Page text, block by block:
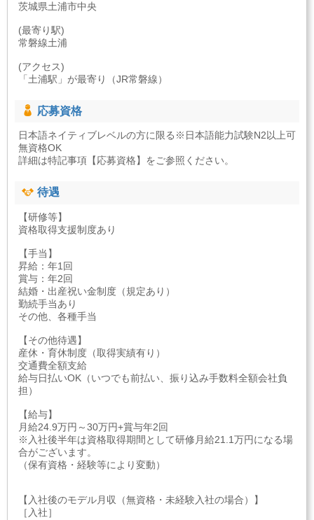
茨城県土浦市中央
(最寄り駅)
常磐線土浦
(アクセス)
「土浦駅」が最寄り（JR常磐線）
応募資格
日本語ネイティブレベルの方に限る※日本語能力試験N2以上可
無資格OK
詳細は特記事項【応募資格】をご参照ください。
待遇
【研修等】
資格取得支援制度あり
【手当】
昇給：年1回
賞与：年2回
結婚・出産祝い金制度（規定あり）
勤続手当あり
その他、各種手当
【その他待遇】
産休・育休制度（取得実績有り）
交通費全額支給
給与日払いOK（いつでも前払い、振り込み手数料全額会社負
担）
【給与】
月給24.9万円～30万円+賞与年2回
※入社後半年は資格取得期間として研修月給21.1万円になる場
合がございます。
（保有資格・経験等により変動）
【入社後のモデル月収（無資格・未経験入社の場合）】
［入社］